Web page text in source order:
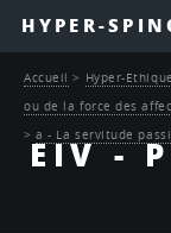
HYPER-
EIV -
Accueil > Hyper-Ethique
ou de la force des
>a - La servitude